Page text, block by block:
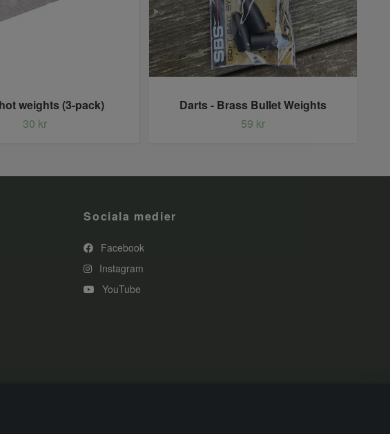
weights (3-pack)
30 kr
Darts - Brass Bullet Weights
59 kr
Sociala medier
Facebook
Instagram
YouTube